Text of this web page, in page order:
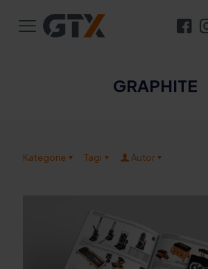
GRAPHITE
Kategorie Tagi Autor